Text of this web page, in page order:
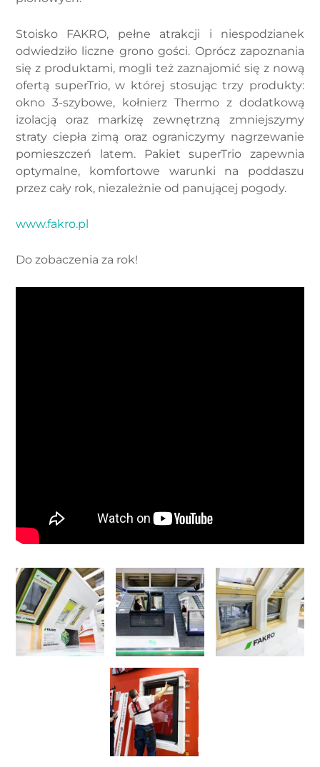
Stoisko FAKRO, pełne atrakcji i niespodzianek
odwiedziło liczne grono gości. Oprócz zapoznania
się z produktami, mogli też zaznajomić się z nową
ofertą superTrio, w której stosując trzy produkty:
okno 3-szybowe, kołnierz Thermo z dodatkową
izolacją oraz markizę zewnętrzną zmniejszymy
straty ciepła zimą oraz ograniczymy nagrzewanie
pomieszczeń latem. Pakiet superTrio zapewnia
optymalne, komfortowe warunki na poddaszu
przez cały rok, niezależnie od panującej pogody.
www.fakro.pl
Do zobaczenia za rok!